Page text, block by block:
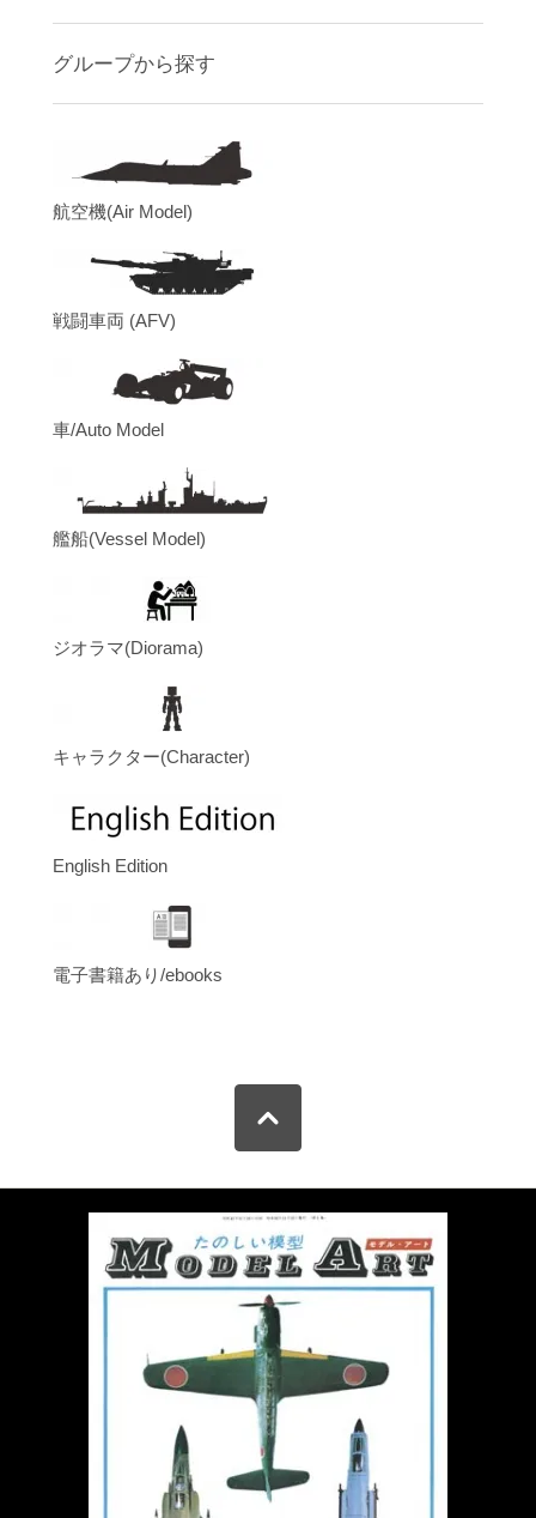
グループから探す
航空機(Air Model)
戦闘車両 (AFV)
車/Auto Model
艦船(Vessel Model)
ジオラマ(Diorama)
キャラクター(Character)
English Edition
電子書籍あり/ebooks